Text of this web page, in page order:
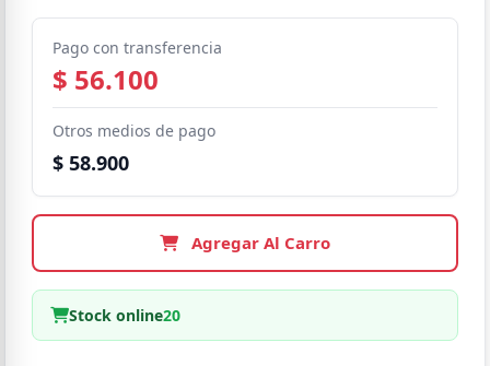
Pago con transferencia
$ 56.100
Otros medios de pago
$ 58.900
Agregar Al Carro
Stock online20